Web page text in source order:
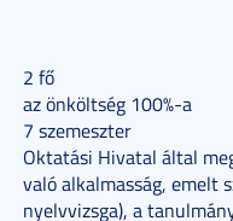
2 fő
az önköltség 100%-a
7 szemeszter
Oktatási Hivatal által
való alkalmasság, emelt
nyelvvizsga), a